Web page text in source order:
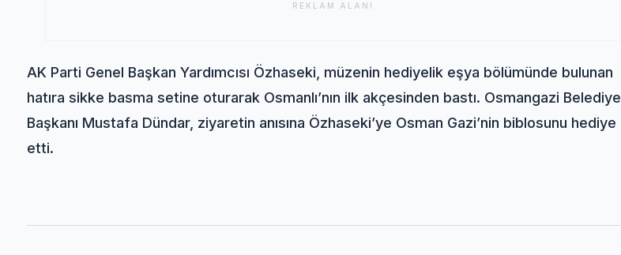
REKLAM ALANI
AK Parti Genel Başkan Yardımcısı Özhaseki, müzenin hediyelik eşya bölümünde bulunan
hatıra sikke basma setine oturarak Osmanlı’nın ilk akçesinden bastı. Osmangazi Belediye
Başkanı Mustafa Dündar, ziyaretin anısına Özhaseki’ye Osman Gazi’nin biblosunu hediye
etti.